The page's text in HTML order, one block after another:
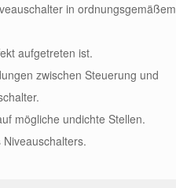
in ordnungsgemäßem
aufgetreten ist.
zwischen Steuerung und
mögliche undichte Stellen.